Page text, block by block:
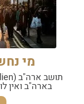
מי
בארה"ב ואין